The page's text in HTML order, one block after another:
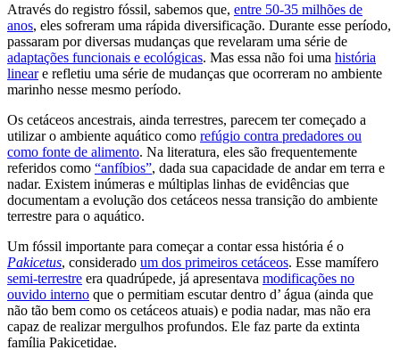
Através do registro fóssil, sabemos que, entre 50-35 milhões de
anos, eles sofreram uma rápida diversificação. Durante esse período,
passaram por diversas mudanças que revelaram uma série de
adaptações funcionais e ecológicas. Mas essa não foi uma história
lineare refletiu uma série de mudanças que ocorreram no ambiente
marinho nesse mesmo período.
Os cetáceos ancestrais, ainda terrestres, parecem ter começado a
utilizar o ambiente aquático como refúgio contra predadores ou
como fonte de alimento. Na literatura, eles são frequentemente
referidos como “anfíbios”, dada sua capacidade de andar em terra e
nadar. Existem inúmeras e múltiplas linhas de evidências que
documentam a evolução dos cetáceos nessa transição do ambiente
terrestre para o aquático.
Um fóssil importante para começar a contar essa história é o
Pakicetus, considerado um dos primeiros cetáceos. Esse mamífero
semi-terrestre era quadrúpede, já apresentava modificações no
ouvido interno que o permitiam escutar dentro d’ água (ainda que
não tão bem como os cetáceos atuais) e podia nadar, mas não era
capaz de realizar mergulhos profundos. Ele faz parte da extinta
família Pakicetidae.